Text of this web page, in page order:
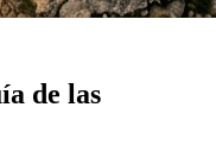
de las